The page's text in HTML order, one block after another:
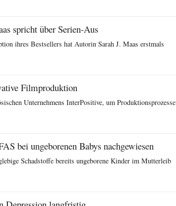
spricht über Serien-Aus
ihres Bestsellers hat Autorin Sarah J. Maas erstmals
Filmproduktion
Unternehmens InterPositive, um Produktionsprozesse
bei ungeborenen Babys nachgewiesen
Schadstoffe bereits ungeborene Kinder im Mutterleib